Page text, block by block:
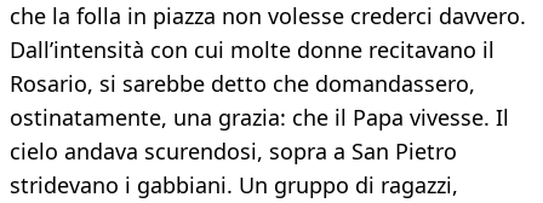
che la folla in piazza non volesse crederci davvero.
Dall’intensità con cui molte donne recitavano il
Rosario, si sarebbe detto che domandassero,
ostinatamente, una grazia: che il Papa vivesse. Il
cielo andava scurendosi, sopra a San Pietro
stridevano i gabbiani. Un gruppo di ragazzi,